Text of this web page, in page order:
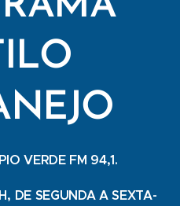
VERDE FM 94,1.
DE SEGUNDA A SEXTA-